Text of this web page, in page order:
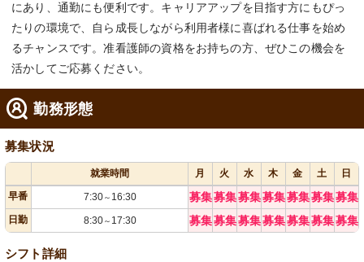
にあり、通勤にも便利です。キャリアアップを目指す方にもぴっ
たりの環境で、自ら成長しながら利用者様に喜ばれる仕事を始め
るチャンスです。准看護師の資格をお持ちの方、ぜひこの機会を
活かしてご応募ください。
勤務形態
募集状況
就業時間 月 火 水 木 金 土
日
早番
7:30～ 16:30 募集募集募集募集募集募集募集
日勤 8:30～ 17:30 募集募集募集募集募集募集募集
シフト詳細